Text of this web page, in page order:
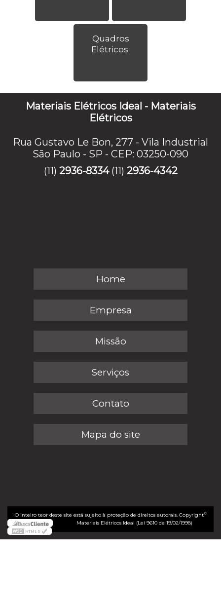
Quadros
Elétricos
Materiais Elétricos Ideal - Materiais
Elétricos
Rua Gustavo Le Bon, 277 - Vila Industrial
São Paulo - SP - CEP: 03250-090
(11) 2936-8334 (11) 2936-4342
Home
Empresa
Missão
Serviços
Contato
Mapa do site
O inteiro teor deste site está sujeito à proteção de direitos autorais. Copyright©
Materiais Elétricos Ideal (Lei 9610 de 19/02/1998)